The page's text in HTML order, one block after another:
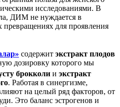
исследованиями. В
ДИМ не нуждается в
для проявления
содержит экстракт плодов
дозировку которого мы
брокколи и экстракт
. Работая в синергизме,
на целый ряд факторов, от
Это баланс эстрогенов и